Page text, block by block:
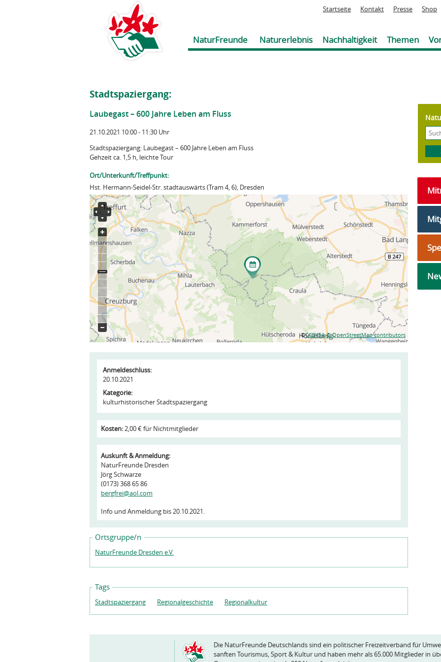
Jump to navigation
Startseite Kontakt Presse Shop
NaturFreunde Naturerlebnis Nachhaltigkeit Themen
Stadtspaziergang:
Laubegast – 600 Jahre Leben am Fluss
21.10.2021 10:00 - 11:30 Uhr
Stadtspaziergang: Laubegast – 600 Jahre Leben am Fluss
Gehzeit ca. 1,5 h, leichte Tour
Ort/Unterkunft/Treffpunkt:
Hst. Hermann-Seidel-Str. stadtauswärts (Tram 4, 6), Dresden
©CCBYSA © OpenStreetMap contributors
Anmeldeschluss:
20.10.2021
Kategorie:
kulturhistorischer Stadtspaziergang
Kosten:2,00 € für Nichtmitglieder
Auskunft & Anmeldung:
NaturFreunde Dresden
Jörg Schwarze
(0173) 368 65 86
bergfrei@aol.com
Info und Anmeldung bis 20.10.2021.
Ortsgruppe/n
NaturFreunde Dresden e.V.
Tags
Stadtspaziergang Regionalgeschichte Regionalkultur
Die NaturFreunde Deutschlands sind ein politischer Freizeitverband für
sanften Tourismus, Sport & Kultur und haben mehr als 65.000 Mitglieder in